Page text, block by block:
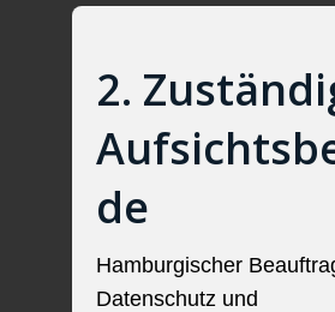
2.
de
Hamburgischer
Datenschutz und